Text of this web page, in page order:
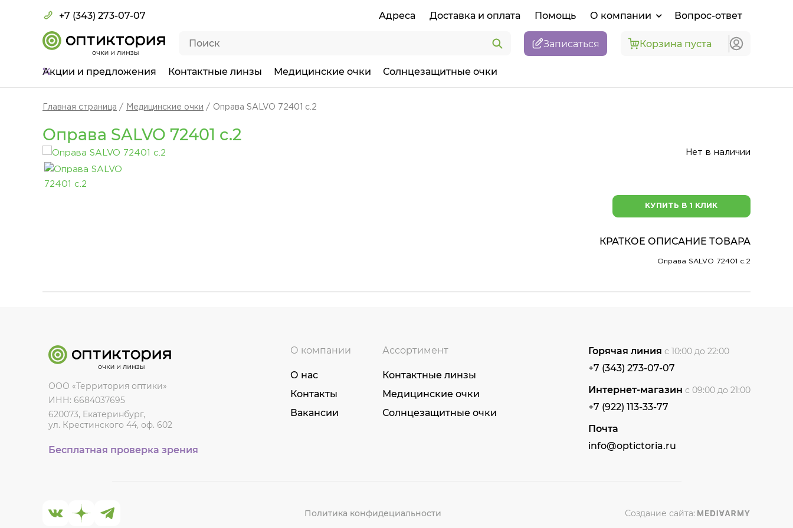
+7 (343) 273-07-07 Адреса Доставка и оплата Помощь О компании Вопрос-ответ
Записаться Корзина пуста
Акции и предложения Контактные линзы Медицинские очки Солнцезащитные очки
Главная страница Медицинские очки Оправа SALVO 72401 c.2
Оправа SALVO 72401 c.2
Нет в наличии
КУПИТЬ В 1 КЛИК
КРАТКОЕ ОПИСАНИЕ ТОВАРА
Оправа SALVO 72401 c.2
ООО «Территория оптики»
ИНН: 6684037695
620073, Екатеринбург,
ул. Крестинского 44, оф. 602
Бесплатная проверка зрения
О компании
О нас
Контакты
Вакансии
Ассортимент
Контактные линзы
Медицинские очки
Солнцезащитные очки
Горячая линия с 10:00 до 22:00
+7 (343) 273-07-07
Интернет-магазин с 09:00 до 21:00
+7 (922) 113-33-77
Почта
info@optictoria.ru
Политика конфидециальности Создание сайта: